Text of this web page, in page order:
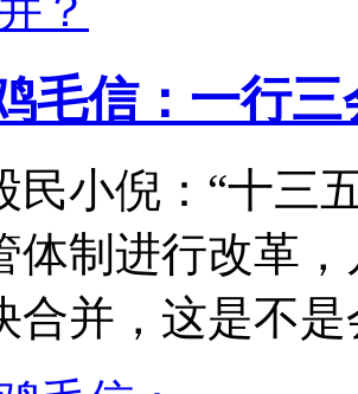
毛信：一行
倪：“十三五
体制进行改革
合并，这是不